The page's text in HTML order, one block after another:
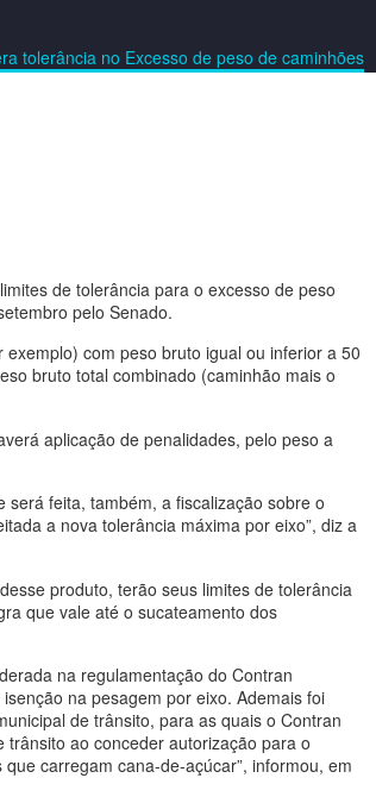
tolerância no Excesso de peso de caminhões
de tolerância para o excesso de peso
pelo Senado.
com peso bruto igual ou inferior a 50
bruto total combinado (caminhão mais o
aplicação de penalidades, pelo peso a
feita, também, a fiscalização sobre o
a nova tolerância máxima por eixo”, diz a
produto, terão seus limites de tolerância
que vale até o sucateamento dos
na regulamentação do Contran
na pesagem por eixo. Ademais foi
de trânsito, para as quais o Contran
ao conceder autorização para o
carregam cana-de-açúcar”, informou, em